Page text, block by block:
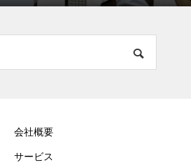
金」とは何か？
会社概要
サービス